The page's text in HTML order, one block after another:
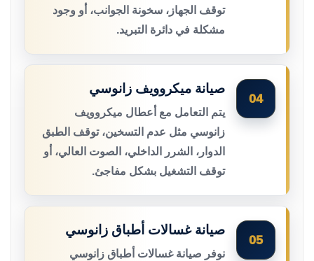
توقف الجهاز، سخونة الجوانب، أو وجود
مشكلة في دائرة التبريد.
04
صيانة ميكروويف زانوسي
يتم التعامل مع أعطال ميكروويف
زانوسي مثل عدم التسخين، توقف الطبق
الدوار، الشرر الداخلي، الصوت العالي، أو
توقف التشغيل بشكل مفاجئ.
05
صيانة غسالات أطباق زانوسي
نوفر صيانة غسالات أطباق زانوسي